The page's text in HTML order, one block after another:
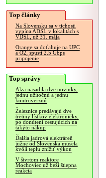
Top články
Na Slovensku sa v tichosti
vypína ADSL v lokalitách s
VDSL, už 31. mája
Orange sa doťahuje na UPC
a O2, spustí 2.5 Gbps
pripojenie
Top správy
Alza nasadila dve novinky,
jednu užitočnú a jednu
kontroverznú
Železnice predávajú dve
tretiny lístkov elektronicky,
po donútení cestujúcich na
takýto nákup
Ďalšia jadrová elektráreň
južne od Slovenska musela
kvôli teplu znížiť výkon
V štvrtom reaktore
Mochoviec už beží štiepna
reakcia